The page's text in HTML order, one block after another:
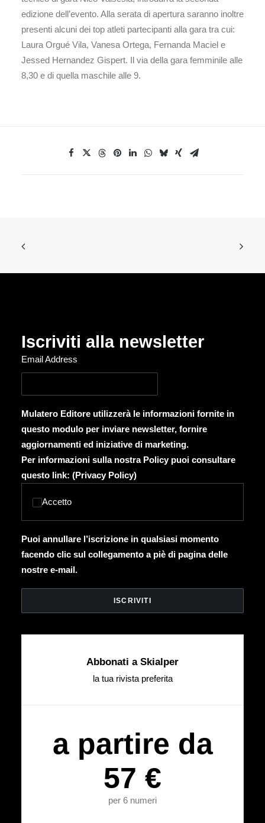
edizione dell’evento. Alla serata di apertura saranno inoltre
presenti alcuni dei top atleti partecipanti alla gara tra cui:
Laura Orgué Vila, Vanesa Ortega, Fernanda Maciel e
Jessed Hernandez Gispert. Il via della gara femminile alle
8,30 e di quella maschile alle 9.
Iscriviti alla newsletter
Email Address
Mulatero Editore utilizzerà le informazioni fornite in
questo modulo per inviare newsletter, fornire
aggiornamenti ed iniziative di marketing.
Per informazioni sulla nostra Policy puoi consultare
questo link: (Privacy Policy)
Accetto
Puoi annullare l’iscrizione in qualsiasi momento
facendo clic sul collegamento a piè di pagina delle
nostre e-mail.
Abbonati a Skialper
la tua rivista preferita
a partire da
57 €
per 6 numeri